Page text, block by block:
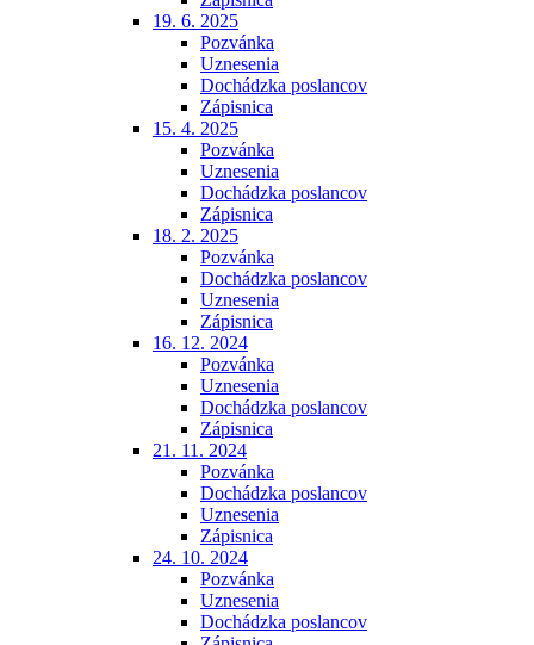
19. 6. 2025
Pozvánka
Uznesenia
Dochádzka poslancov
Zápisnica
15. 4. 2025
Pozvánka
Uznesenia
Dochádzka poslancov
Zápisnica
18. 2. 2025
Pozvánka
Dochádzka poslancov
Uznesenia
Zápisnica
16. 12. 2024
Pozvánka
Uznesenia
Dochádzka poslancov
Zápisnica
21. 11. 2024
Pozvánka
Dochádzka poslancov
Uznesenia
Zápisnica
24. 10. 2024
Pozvánka
Uznesenia
Dochádzka poslancov